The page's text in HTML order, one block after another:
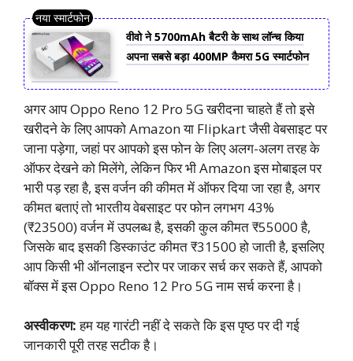
वीवो ने 5700mAh बैटरी के साथ लॉन्च किया
अपना सबसे बड़ा 400MP कैमरा 5G स्मार्टफोन
अगर आप Oppo Reno 12 Pro 5G खरीदना चाहते हैं तो इसे
खरीदने के लिए आपको Amazon या Flipkart जैसी वेबसाइट पर
जाना पड़ेगा, जहां पर आपको इस फोन के लिए अलग-अलग तरह के
ऑफर देखने को मिलेंगे, लेकिन फिर भी Amazon इस मोबाइल पर
भारी पड़ रहा है, इस वर्जन की कीमत में ऑफर दिया जा रहा है, अगर
कीमत बताएं तो भारतीय वेबसाइट पर फोन लगभग 43%
(₹23500) वर्जन में उपलब्ध है, इसकी कुल कीमत ₹55000 है,
जिसके बाद इसकी डिस्काउंट कीमत ₹31500 हो जाती है, इसलिए
आप किसी भी ऑनलाइन स्टोर पर जाकर सर्च कर सकते हैं, आपको
बॉक्स में इस Oppo Reno 12 Pro 5G नाम सर्च करना है।
अस्वीकरण:हम यह गारंटी नहीं दे सकते कि इस पृष्ठ पर दी गई
जानकारी पूरी तरह सटीक है।